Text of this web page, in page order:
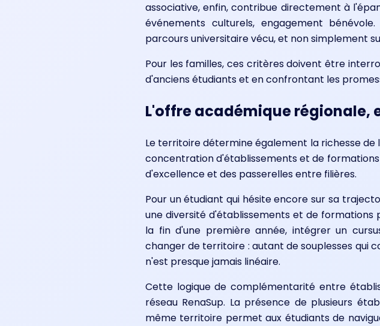
associative, enfin, contribue directement à
événements culturels, engagement
parcours universitaire vécu, et non simplement
Pour les familles, ces critères doivent être
d'anciens étudiants et en confrontant les
L'offre académique régionale,
Le territoire détermine également la richesse
concentration d'établissements et de
d'excellence et des passerelles entre filières.
Pour un étudiant qui hésite encore sur sa
une diversité d'établissements et de formations
la fin d'une première année, intégrer un
changer de territoire : autant de souplesses qui
n'est presque jamais linéaire.
Cette logique de complémentarité entre
réseau RenaSup. La présence de plusieurs
même territoire permet aux étudiants de